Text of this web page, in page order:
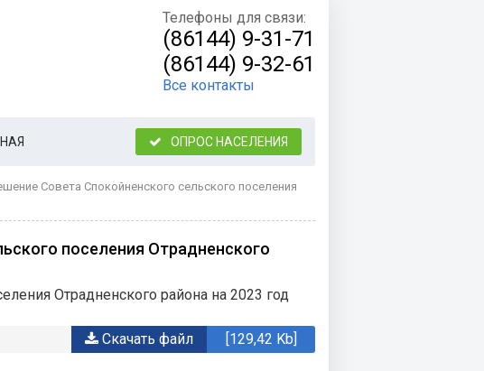
Телефоны для связи:
(86144) 9-31-71
(86144) 9-32-61
Все контакты
ОПРОС НАСЕЛЕНИЯ
Совета Спокойненского сельского поселения
поселения Отрадненского
Отрадненского района на 2023 год
Скачать файл [129,42 Kb]